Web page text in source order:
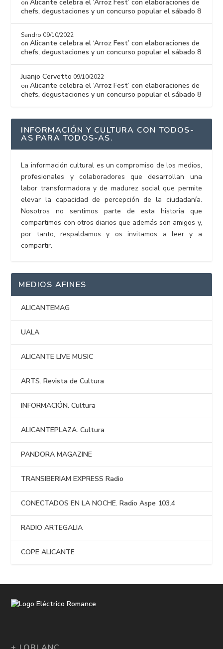
onAlicante celebra el ‘Arroz Fest’ con elaboraciones de
chefs, degustaciones y un concurso popular el sábado 8
Sandro 09/10/2022
onAlicante celebra el ‘Arroz Fest’ con elaboraciones de
chefs, degustaciones y un concurso popular el sábado 8
Juanjo Cervetto 09/10/2022
onAlicante celebra el ‘Arroz Fest’ con elaboraciones de
chefs, degustaciones y un concurso popular el sábado 8
INFORMACIÓN Y CULTURA CON TODOS-
AS PARA TODOS-AS.
La información cultural es un compromiso de los medios,
profesionales y colaboradores que desarrollan una
labor transformadora y de madurez social que permite
elevar la capacidad de percepción de la ciudadanía.
Nosotros no sentimos parte de esta historia que
compartimos con otros diarios que además son amigos y,
por tanto, respaldamos y os invitamos a leer y a
compartir.
MEDIOS AFINES
ALICANTEMAG
UALA
ALICANTE LIVE MUSIC
ARTS. Revista de Cultura
INFORMACIÓN. Cultura
ALICANTEPLAZA. Cultura
PANDORA MAGAZINE
TRANSIBERIAM EXPRESS Radio
CONECTADOS EN LA NOCHE. Radio Aspe 103.4
RADIO ARTEGALIA
COPE ALICANTE